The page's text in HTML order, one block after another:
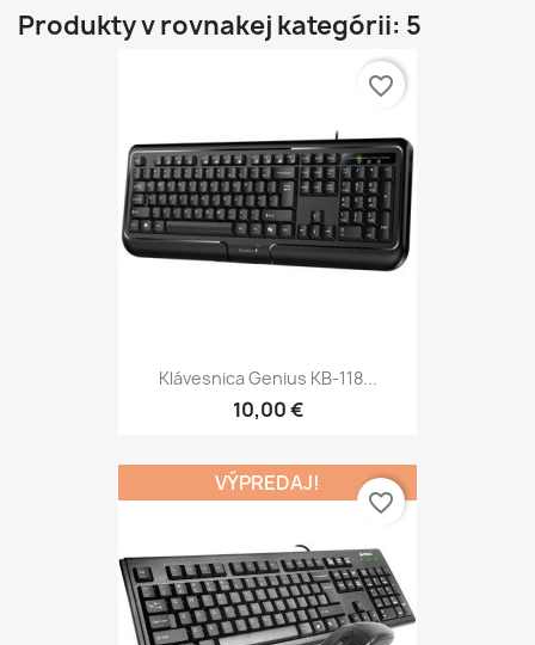
Produkty v rovnakej kategórii: 5
Klávesnica Genius KB-118...
10,00 €
favorite_border
VÝPREDAJ!
favorite_border